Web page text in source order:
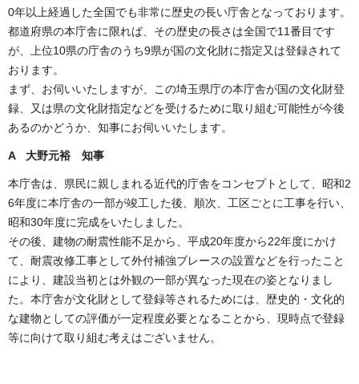
0年以上経過した全国でも非常に歴史の長い庁舎となっております。
都道府県の本庁舎に限れば、その歴史の長さは全国で11番目です
が、上位10県の庁舎のうち9県が国の文化財に指定又は登録されて
おります。
まず、お伺いいたしますが、この埼玉県庁の本庁舎が国の文化財登
録、又は県の文化財指定などを受けるために取り組む可能性が今後
あるのかどうか、知事にお伺いいたします。
A 大野元裕 知事
本庁舎は、県民に親しまれる近代的庁舎をコンセプトとして、昭和2
6年度に本庁舎の一部が竣工した後、順次、工区ごとに工事を行い、
昭和30年度に完成をいたしました。
その後、建物の耐震性能不足から、平成20年度から22年度にかけ
て、耐震改修工事として外付補強ブレースの設置などを行ったこと
により、建設当初とは外観の一部が異なった現在の姿となりまし
た。本庁舎が文化財として登録等されるためには、歴史的・文化的
な建物としての評価が一定程度必要となることから、現時点で登録
等に向けて取り組む考えはございません。